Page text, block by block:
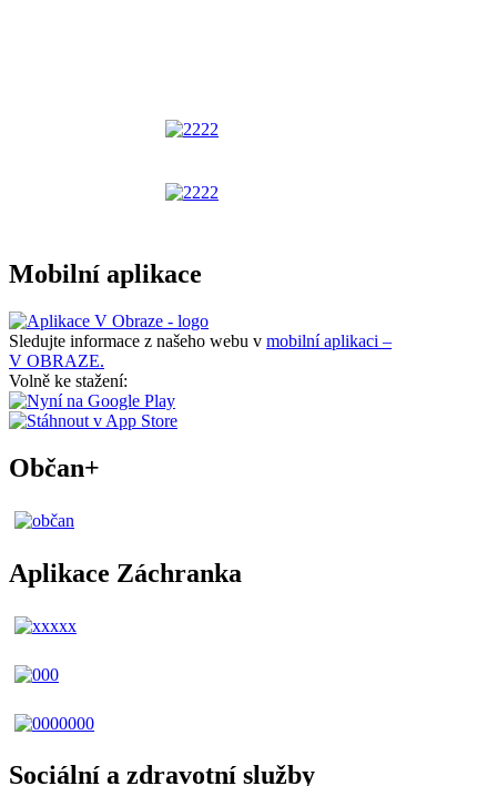
Mobilní aplikace
Sledujte informace z našeho webu v mobilní aplikaci –
V OBRAZE.
Volně ke stažení:
Občan+
Aplikace Záchranka
Sociální a zdravotní služby